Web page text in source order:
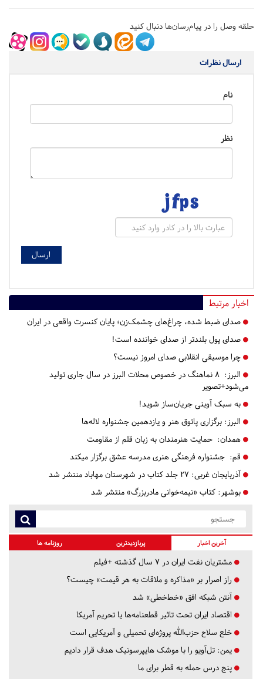
حلقه وصل را در پیام‌رسان‌ها دنبال کنید
ارسال نظرات
نام
نظر
اخبار مرتبط
صدای ضبط شده، چراغ‌های چشمک‌زن؛ پایان کنسرت واقعی در ایران
صدای پول بلندتر از صدای خواننده است!
چرا موسیقی انقلابی صدای امروز نیست؟
البرز:
۸ نماهنگ در خصوص محلات البرز در سال جاری تولید
می‌شود+تصویر
به سبک آوینی جریان‌ساز شوید!
البرز: برگزاری پاتوق هنر و یازدهمین جشنواره لاله‌ها
همدان: حمایت هنرمندان به زبان قلم از مقاومت
قم: جشنواره فرهنگی هنری مدرسه عشق برگزار میکند
آذربایجان غربی:
بوشهر: کتاب «نیمه‌خوانی مادربزرگ» منتشر شد
آخرین اخبار پربازدیدترین روزنامه ها
مشتریان نفت ایران در ۷ سال گذشته +فیلم
راز اصرار بر «مذاکره و ملاقات به هر قیمت» چیست؟
آنتن شبکه افق «خط‌خطی» شد
اقتصاد ایران تحت تاثیر قطعنامه‌ها یا تحریم‌ آمریکا
خلع سلاح حزب‌الله پروژه‌ای تحمیلی و آمریکایی است
یمن: تل‌آویو را با موشک هایپرسونیک هدف قرار دادیم
پنج درس‌ حمله به قطر برای ما